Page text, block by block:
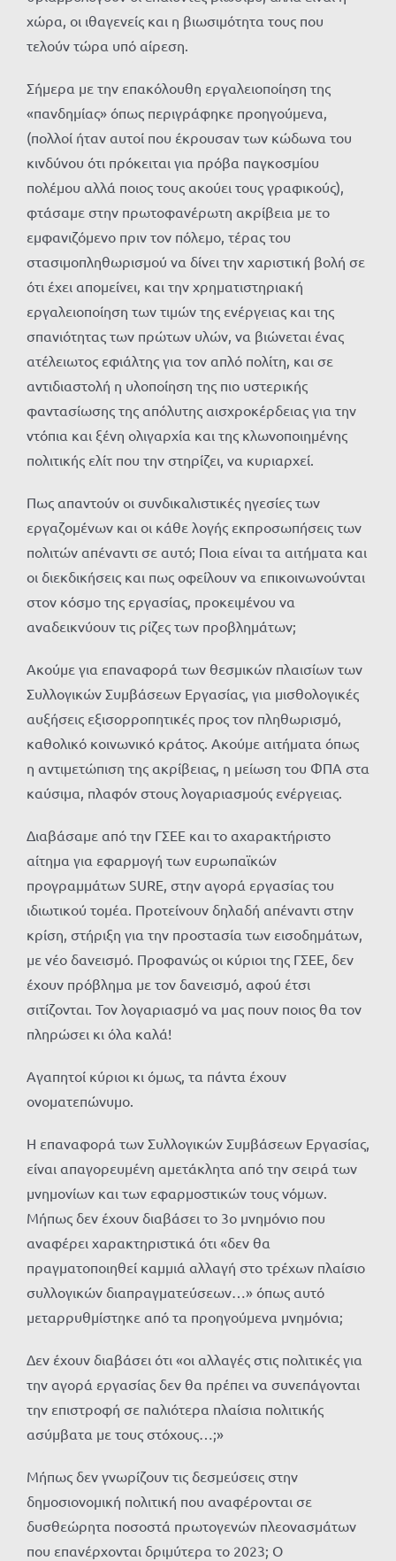
χώρα, οι ιθαγενείς και η βιωσιμότητα τους που
τελούν τώρα υπό αίρεση.
Σήμερα με την επακόλουθη εργαλειοποίηση της
«πανδημίας» όπως περιγράφηκε προηγούμενα,
(πολλοί ήταν αυτοί που έκρουσαν των κώδωνα του
κινδύνου ότι πρόκειται για πρόβα παγκοσμίου
πολέμου αλλά ποιος τους ακούει τους γραφικούς),
φτάσαμε στην πρωτοφανέρωτη ακρίβεια με το
εμφανιζόμενο πριν τον πόλεμο, τέρας του
στασιμοπληθωρισμού να δίνει την χαριστική βολή σε
ότι έχει απομείνει, και την χρηματιστηριακή
εργαλειοποίηση των τιμών της ενέργειας και της
σπανιότητας των πρώτων υλών, να βιώνεται ένας
ατέλειωτος εφιάλτης για τον απλό πολίτη, και σε
αντιδιαστολή η υλοποίηση της πιο υστερικής
φαντασίωσης της απόλυτης αισχροκέρδειας για την
ντόπια και ξένη ολιγαρχία και της κλωνοποιημένης
πολιτικής ελίτ που την στηρίζει, να κυριαρχεί.
Πως απαντούν οι συνδικαλιστικές ηγεσίες των
εργαζομένων και οι κάθε λογής εκπροσωπήσεις των
πολιτών απέναντι σε αυτό; Ποια είναι τα αιτήματα και
οι διεκδικήσεις και πως οφείλουν να επικοινωνούνται
στον κόσμο της εργασίας, προκειμένου να
αναδεικνύουν τις ρίζες των προβλημάτων;
Ακούμε για επαναφορά των θεσμικών πλαισίων των
Συλλογικών Συμβάσεων Εργασίας, για μισθολογικές
αυξήσεις εξισορροπητικές προς τον πληθωρισμό,
καθολικό κοινωνικό κράτος. Ακούμε αιτήματα όπως
η αντιμετώπιση της ακρίβειας, η μείωση του ΦΠΑ στα
καύσιμα, πλαφόν στους λογαριασμούς ενέργειας.
Διαβάσαμε από την ΓΣΕΕ και το αχαρακτήριστο
αίτημα για εφαρμογή των ευρωπαϊκών
προγραμμάτων SURE, στην αγορά εργασίας του
ιδιωτικού τομέα. Προτείνουν δηλαδή απέναντι στην
κρίση, στήριξη για την προστασία των εισοδημάτων,
με νέο δανεισμό. Προφανώς οι κύριοι της ΓΣΕΕ, δεν
έχουν πρόβλημα με τον δανεισμό, αφού έτσι
σιτίζονται. Τον λογαριασμό να μας πουν ποιος θα τον
πληρώσει κι όλα καλά!
Αγαπητοί κύριοι κι όμως, τα πάντα έχουν
ονοματεπώνυμο.
Η επαναφορά των Συλλογικών Συμβάσεων Εργασίας,
είναι απαγορευμένη αμετάκλητα από την σειρά των
μνημονίων και των εφαρμοστικών τους νόμων.
Μήπως δεν έχουν διαβάσει το 3ο μνημόνιο που
αναφέρει χαρακτηριστικά ότι «δεν θα
πραγματοποιηθεί καμμιά αλλαγή στο τρέχων πλαίσιο
συλλογικών διαπραγματεύσεων…» όπως αυτό
μεταρρυθμίστηκε από τα προηγούμενα μνημόνια;
Δεν έχουν διαβάσει ότι «οι αλλαγές στις πολιτικές για
την αγορά εργασίας δεν θα πρέπει να συνεπάγονται
την επιστροφή σε παλιότερα πλαίσια πολιτικής
ασύμβατα με τους στόχους…;»
Μήπως δεν γνωρίζουν τις δεσμεύσεις στην
δημοσιονομική πολιτική που αναφέρονται σε
δυσθεώρητα ποσοστά πρωτογενών πλεονασμάτων
που επανέρχονται δριμύτερα το 2023; Ο